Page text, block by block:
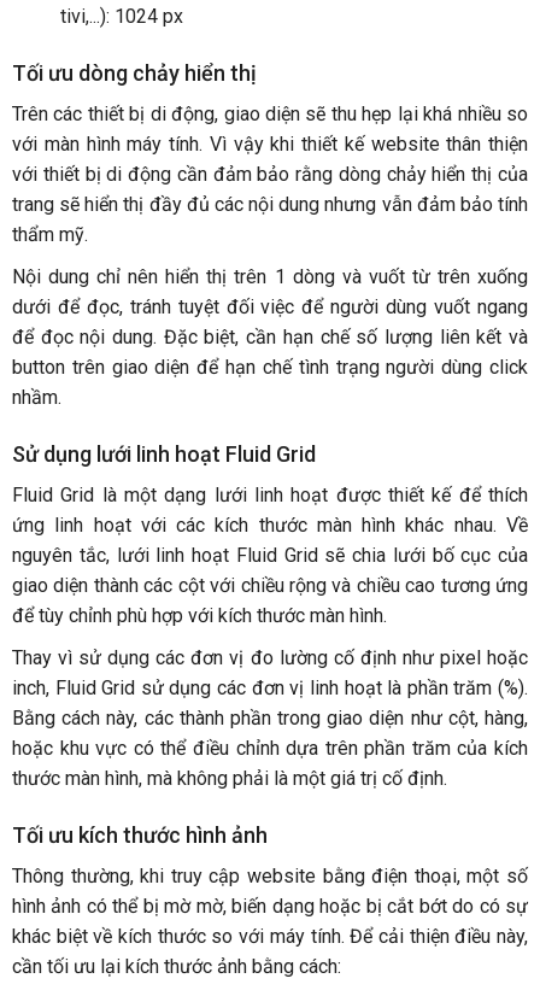
tivi,...): 1024 px
Tối ưu dòng chảy hiển thị
Trên các thiết bị di động, giao diện sẽ thu hẹp lại khá nhiều so
với màn hình máy tính. Vì vậy khi thiết kế website thân thiện
với thiết bị di động cần đảm bảo rằng dòng chảy hiển thị của
trang sẽ hiển thị đầy đủ các nội dung nhưng vẫn đảm bảo tính
thẩm mỹ.
Nội dung chỉ nên hiển thị trên 1 dòng và vuốt từ trên xuống
dưới để đọc, tránh tuyệt đối việc để người dùng vuốt ngang
để đọc nội dung. Đặc biệt, cần hạn chế số lượng liên kết và
button trên giao diện để hạn chế tình trạng người dùng click
nhầm.
Sử dụng lưới linh hoạt Fluid Grid
Fluid Grid là một dạng lưới linh hoạt được thiết kế để thích
ứng linh hoạt với các kích thước màn hình khác nhau. Về
nguyên tắc, lưới linh hoạt Fluid Grid sẽ chia lưới bố cục của
giao diện thành các cột với chiều rộng và chiều cao tương ứng
để tùy chỉnh phù hợp với kích thước màn hình.
Thay vì sử dụng các đơn vị đo lường cố định như pixel hoặc
inch, Fluid Grid sử dụng các đơn vị linh hoạt là phần trăm (%).
Bằng cách này, các thành phần trong giao diện như cột, hàng,
hoặc khu vực có thể điều chỉnh dựa trên phần trăm của kích
thước màn hình, mà không phải là một giá trị cố định.
Tối ưu kích thước hình ảnh
Thông thường, khi truy cập website bằng điện thoại, một số
hình ảnh có thể bị mờ mờ, biến dạng hoặc bị cắt bớt do có sự
khác biệt về kích thước so với máy tính. Để cải thiện điều này,
cần tối ưu lại kích thước ảnh bằng cách: